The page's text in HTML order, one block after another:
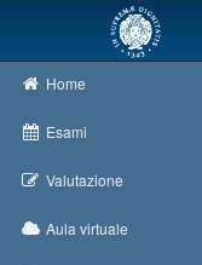
Home
Esami
Valutazione
Aula virtuale